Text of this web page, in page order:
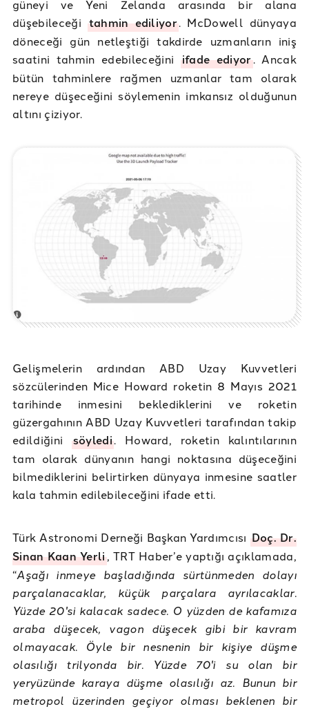
güneyi ve Yeni Zelanda arasında bir alana
düşebileceği tahmin ediliyor. McDowell dünyaya
döneceği gün netleştiği takdirde uzmanların iniş
saatini tahmin edebileceğini ifade ediyor. Ancak
bütün tahminlere rağmen uzmanlar tam olarak
nereye düşeceğini söylemenin imkansız olduğunun
altını çiziyor.
Gelişmelerin ardından ABD Uzay Kuvvetleri
sözcülerinden Mice Howard roketin 8 Mayıs 2021
tarihinde inmesini beklediklerini ve roketin
güzergahının ABD Uzay Kuvvetleri tarafından takip
edildiğini söyledi. Howard, roketin kalıntılarının
tam olarak dünyanın hangi noktasına düşeceğini
bilmediklerini belirtirken dünyaya inmesine saatler
kala tahmin edilebileceğini ifade etti.
Türk Astronomi Derneği Başkan Yardımcısı Doç. Dr.
Sinan Kaan Yerli, TRT Haber’e yaptığı açıklamada,
“Aşağı inmeye başladığında sürtünmeden dolayı
parçalanacaklar, küçük parçalara ayrılacaklar.
Yüzde 20'si kalacak sadece. O yüzden de kafamıza
araba düşecek, vagon düşecek gibi bir kavram
olmayacak. Öyle bir nesnenin bir kişiye düşme
olasılığı trilyonda bir. Yüzde 70'i su olan bir
yeryüzünde karaya düşme olasılığı az. Bunun bir
metropol üzerinden geçiyor olması beklenen bir